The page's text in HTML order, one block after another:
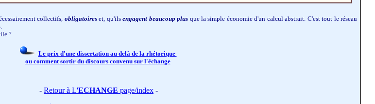
collectifs, obligatoireset, qu'ilsengagent beaucoup plus que la simple économie d'un calcul abstrait. C'est tout le réseau
?
Le prix d'une dissertation au delà de la rhétorique
ou comment sortir du discours convenu sur l'échange
- Retour à L'ECHANGE page/index -